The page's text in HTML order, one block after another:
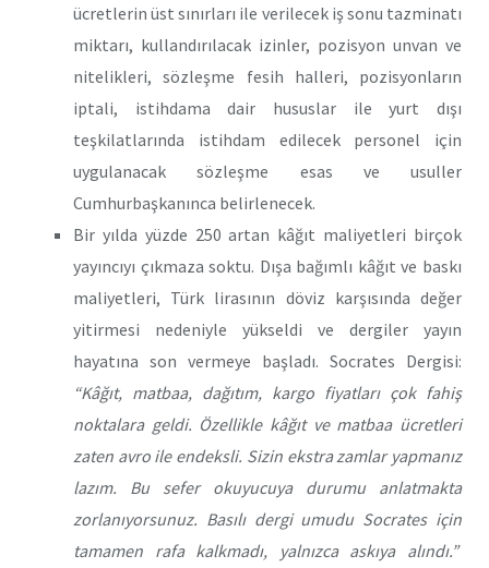
ücretlerin üst sınırları ile verilecek iş sonu tazminatı
miktarı, kullandırılacak izinler, pozisyon unvan ve
nitelikleri, sözleşme fesih halleri, pozisyonların
iptali, istihdama dair hususlar ile yurt dışı
teşkilatlarında istihdam edilecek personel için
uygulanacak sözleşme esas ve usuller
Cumhurbaşkanınca belirlenecek.
Bir yılda yüzde 250 artan kâğıt maliyetleri birçok
yayıncıyı çıkmaza soktu. Dışa bağımlı kâğıt ve baskı
maliyetleri, Türk lirasının döviz karşısında değer
yitirmesi nedeniyle yükseldi ve dergiler yayın
hayatına son vermeye başladı. Socrates Dergisi:
“Kâğıt, matbaa, dağıtım, kargo fiyatları çok fahiş
noktalara geldi. Özellikle kâğıt ve matbaa ücretleri
zaten avro ile endeksli. Sizin ekstra zamlar yapmanız
lazım. Bu sefer okuyucuya durumu anlatmakta
zorlanıyorsunuz. Basılı dergi umudu Socrates için
tamamen rafa kalkmadı, yalnızca askıya alındı.”